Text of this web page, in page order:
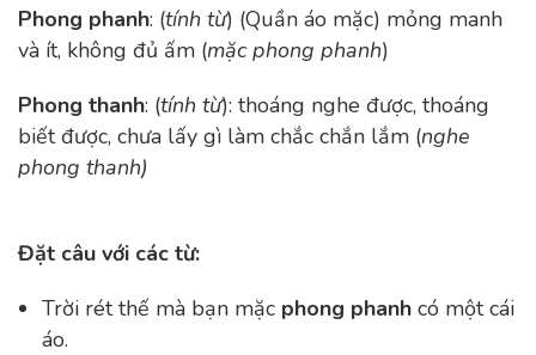
Phong phanh: (tính từ) (Quần áo mặc) mỏng manh
và ít, không đủ ấm (mặc phong phanh)
Phong thanh: (tính từ): thoáng nghe được, thoáng
biết được, chưa lấy gì làm chắc chắn lắm (nghe
phong thanh)
Đặt câu với các từ:
Trời rét thế mà bạn mặc phong phanh có một cái
áo.